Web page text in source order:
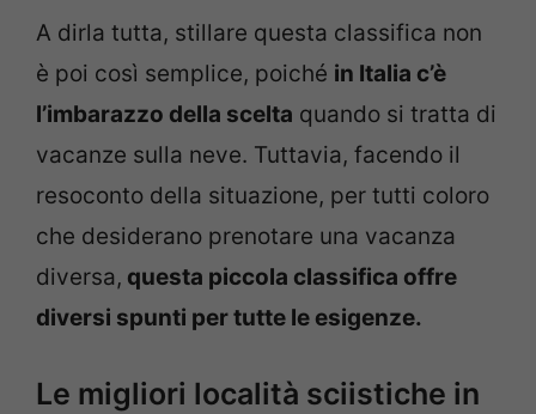
A dirla tutta, stillare questa classifica non
è poi così semplice, poiché in Italia c’è
l’imbarazzo della scelta quando si tratta di
vacanze sulla neve. Tuttavia, facendo il
resoconto della situazione, per tutti coloro
che desiderano prenotare una vacanza
diversa, questa piccola classifica offre
diversi spunti per tutte le esigenze.
Le migliori località sciistiche in